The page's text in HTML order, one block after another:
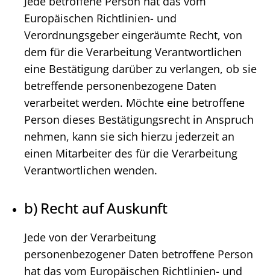
Europäischen Richtlinien- und
Verordnungsgeber eingeräumte Recht, von
dem für die Verarbeitung Verantwortlichen
eine Bestätigung darüber zu verlangen, ob sie
betreffende personenbezogene Daten
verarbeitet werden. Möchte eine betroffene
Person dieses Bestätigungsrecht in Anspruch
nehmen, kann sie sich hierzu jederzeit an
einen Mitarbeiter des für die Verarbeitung
Verantwortlichen wenden.
b) Recht auf Auskunft
Jede von der Verarbeitung
personenbezogener Daten betroffene Person
hat das vom Europäischen Richtlinien- und